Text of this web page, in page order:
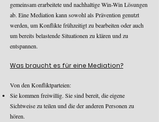
gemeinsam erarbeitete und nachhaltige Win-Win Lösungen
ab. Eine Mediation kann sowohl als Prävention genutzt
werden, um Konflikte frühzeitigt zu bearbeiten oder auch
um bereits belastende Situationen zu klären und zu
entspannen.
Was braucht es für eine Mediation?
Von den Konfliktparteien:
Sie kommen freiwillig. Sie sind bereit, die eigene
Sichtweise zu teilen und die der anderen Personen zu
hören.